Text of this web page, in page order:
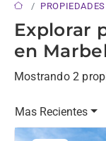
PROPIEDADES
Explorar
en
Mostrando 2
Mas Recientes